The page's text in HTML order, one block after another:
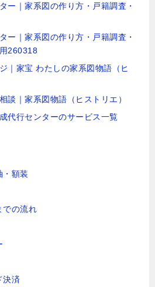
ー｜家系図の作り方・戸籍調査・
ー｜家系図の作り方・戸籍調査・
260318
｜家宝 わたしの家系図物語（ヒ
談｜家系図物語（ヒストリエ）
代行センターのサービス一覧
・額装
での流れ
決済